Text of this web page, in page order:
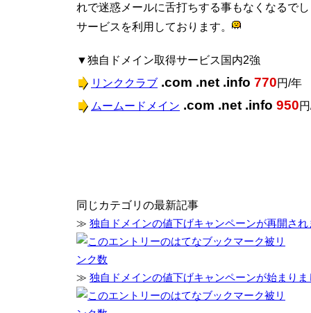
れで迷惑メールに舌打ちする事もなくなるで
サービスを利用しております。
▼独自ドメイン取得サービス国内2強
リンククラブ .com .net .info 770円/年
ムームードメイン .com .net .info 950
同じカテゴリの最新記事
≫ 独自ドメインの値下げキャンペーンが再開され
≫ 独自ドメインの値下げキャンペーンが始まりま